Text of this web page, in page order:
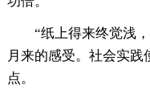
“纸上得来终觉浅
月来的感受。社会实
点。